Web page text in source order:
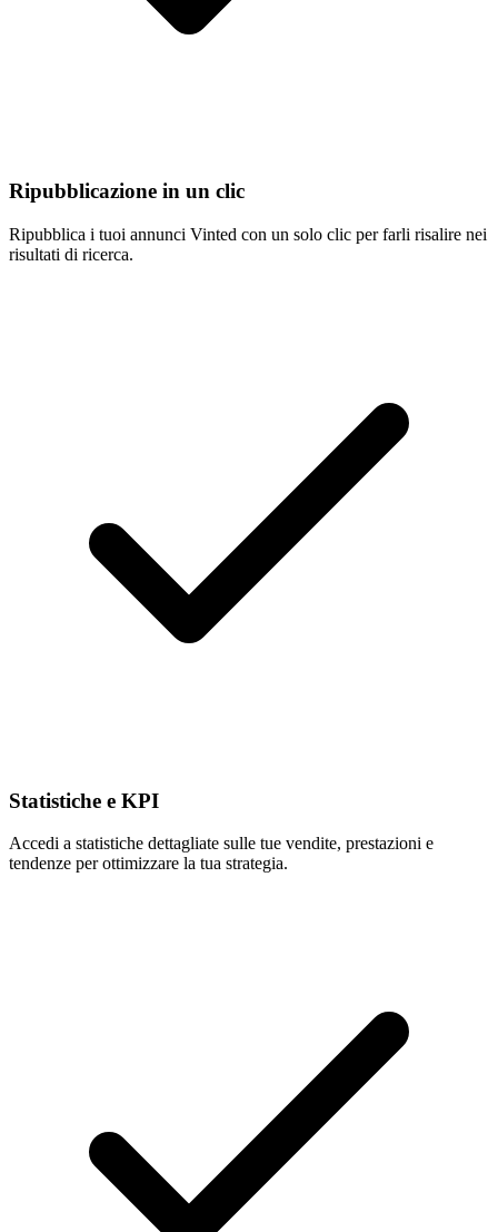
Ripubblicazione in un clic
Ripubblica i tuoi annunci Vinted con un solo clic per farli risalire nei
risultati di ricerca.
Statistiche e KPI
Accedi a statistiche dettagliate sulle tue vendite, prestazioni e
tendenze per ottimizzare la tua strategia.